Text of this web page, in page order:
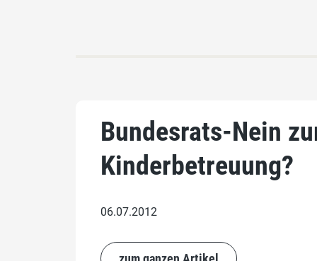
Bundesrats-Nein
Kinderbetreuung?
06.07.2012